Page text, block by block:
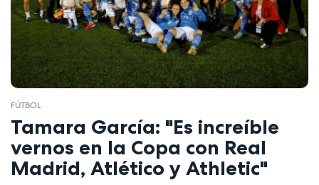
FÚTBOL
Tamara García: "Es increíble
vernos en la Copa con Real
Madrid, Atlético y Athletic"